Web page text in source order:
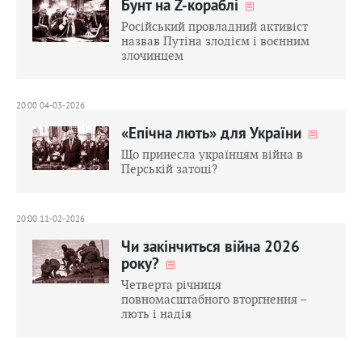
Бунт на Z-кораблі
Російський провладний активіст
назвав Путіна злодієм і воєнним
злочинцем
20:00 04-03-2026
«Епічна лють» для України
Що принесла українцям війна в
Перській затоці?
20:00 11-02-2026
Чи закінчиться війна 2026
року?
Четверта річниця
повномасштабного вторгнення –
лють і надія